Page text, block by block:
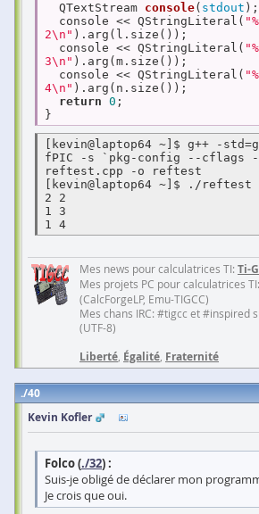
QTextStream console( stdout ) ;
  console << QStringLiteral(
2\n" ).arg(l.size());
  console << QStringLiteral(
3\n" ).arg(m.size());
  console << QStringLiteral(
4\n" ).arg(n.size());
return 0 ;
}
[kevin@laptop64 ~]$ g++ -
fPIC -s `pkg-config --cflags
reftest.cpp -o reftest
[kevin@laptop64 ~]$ ./reftest
2 2
1 3
1 4
Mes news pour calculatrices TI: Ti-
Mes projets PC pour calculatrices TI:
(CalcForgeLP, Emu-TIGCC)
Mes chans IRC: #tigcc et #inspired
(UTF-8)
Liberté Égalité Fraternité
40
Kevin Kofler
Folco (./32) :
Suis-je obligé de déclarer mon
Je crois que oui.